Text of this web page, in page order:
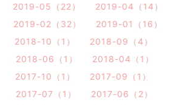
2019-05（22）
2019-04（14）
2019-02（32）
2019-01（16）
2018-10（1）
2018-09（4）
2018-06（1）
2018-04（1）
2017-10（1）
2017-09（1）
2017-07（1）
2017-06（2）